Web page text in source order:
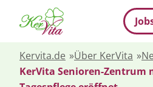
Kervita.de »Über KerVita »
KerVita Senioren-Zentrum